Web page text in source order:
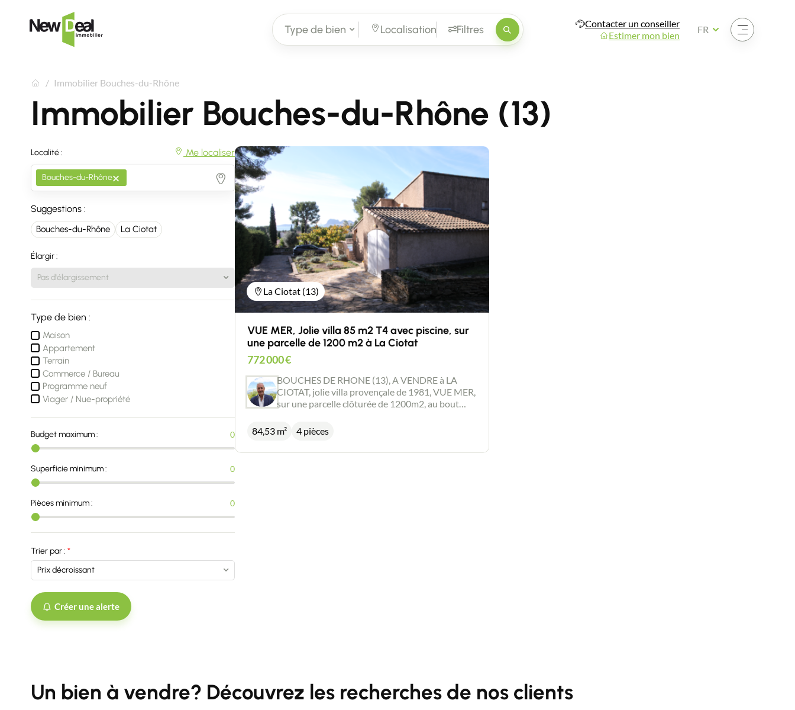
Type de bien Localisation Filtres
Contacter un conseiller
Estimer mon bien
Ouvrir le menu
FR
Immobilier Bouches-du-Rhône
Immobilier Bouches-du-Rhône (13)
Localité : Me localiser
×
Bouches-du-Rhône
Suggestions :
Bouches-du-Rhône La Ciotat
Élargir :
Type de bien :
Maison
Appartement
Terrain
Commerce / Bureau
Programme neuf
Viager / Nue-propriété
Budget maximum : 0
Superficie minimum : 0
Pièces minimum : 0
Trier par :
Créer une alerte
La Ciotat (13)
VUE MER, Jolie villa 85 m2 T4 avec piscine, sur
une parcelle de 1200 m2 à La Ciotat
772 000€
BOUCHES DE RHONE (13), A VENDRE à LA
CIOTAT, jolie villa provençale de 1981, VUE MER,
sur une parcelle clôturée de 1200m2, au bout
Fontsainte. Elle se compose en rez de chaussée,
d'un grand living de 43 m2 avec une cheminée,
d'une chambre, d'une salle d'eau, d'un wc
84,53 m² 4 pièces
Un bien à vendre? Découvrez les recherches de nos clients